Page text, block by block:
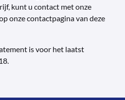
kunt u contact met onze
onze contactpagina van deze
is voor het laatst